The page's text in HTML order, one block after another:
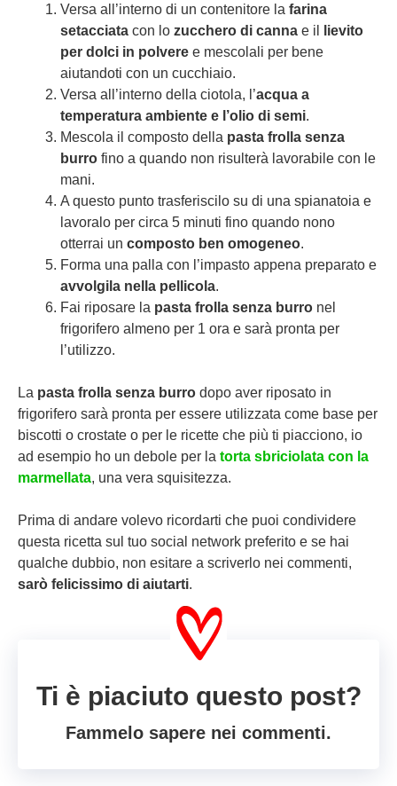
Versa all’interno di un contenitore la farina
setacciata con lo zucchero di canna e il
lievito
per dolci in polvere e mescolali per bene
aiutandoti con un cucchiaio.
Versa all’interno della ciotola, l’acqua a
temperatura ambiente e l’olio di semi.
Mescola il composto della pasta frolla senza
burro fino a quando non risulterà lavorabile con le
mani.
A questo punto trasferiscilo su di una spianatoia e
lavoralo per circa 5 minuti fino quando nono
otterrai un composto ben omogeneo.
Forma una palla con l’impasto appena preparato e
avvolgila nella pellicola.
Fai riposare la pasta frolla senza burro nel
frigorifero almeno per 1 ora e sarà pronta per
l’utilizzo.
La pasta frolla senza burro dopo aver riposato in
frigorifero sarà pronta per essere utilizzata come base per
biscotti o crostate o per le ricette che più ti piacciono, io
ad esempio ho un debole per la torta sbriciolata con la
marmellata, una vera squisitezza.
Prima di andare volevo ricordarti che puoi condividere
questa ricetta sul tuo social network preferito e se hai
qualche dubbio, non esitare a scriverlo nei commenti,
sarò felicissimo di aiutarti.
Ti è piaciuto questo post?
Fammelo sapere nei commenti.